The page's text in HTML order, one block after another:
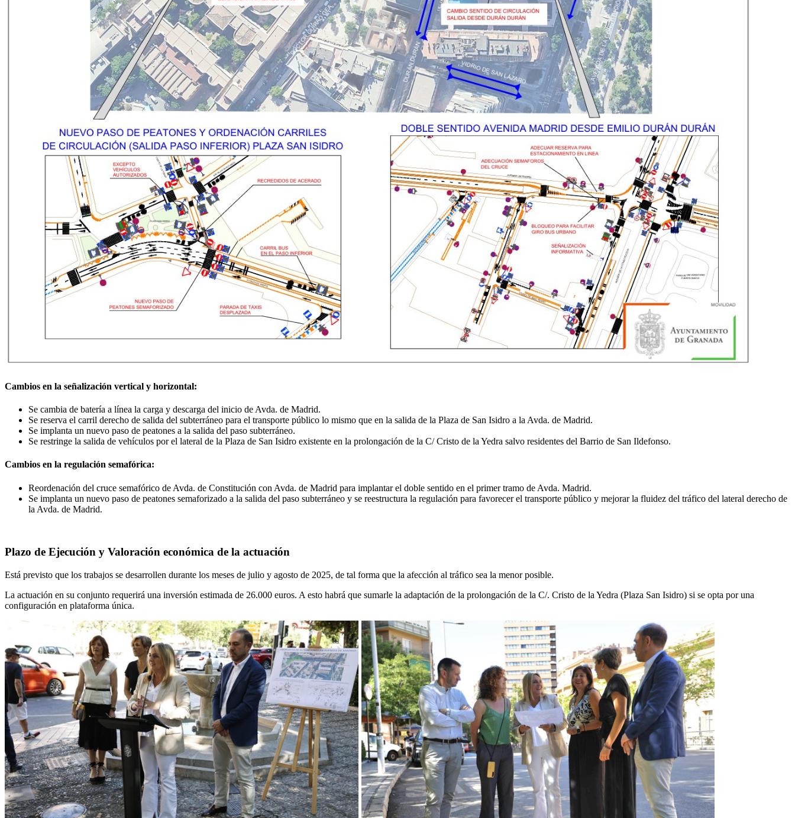
Cambios en la señalización vertical y horizontal:
Se cambia de batería a línea la carga y descarga del inicio de Avda. de Madrid.
Se reserva el carril derecho de salida del subterráneo para el transporte público lo mismo que en la salida de la Plaza de San Isidro a la Avda. de Madrid.
Se implanta un nuevo paso de peatones a la salida del paso subterráneo.
Se restringe la salida de vehículos por el lateral de la Plaza de San Isidro existente en la prolongación de la C/ Cristo de la Yedra salvo residentes del Barrio de San Ildefonso.
Cambios en la regulación semafórica:
Reordenación del cruce semafórico de Avda. de Constitución con Avda. de Madrid para implantar el doble sentido en el primer tramo de Avda. Madrid.
Se implanta un nuevo paso de peatones semaforizado a la salida del paso subterráneo y se reestructura la regulación para favorecer el transporte público y mejorar la fluidez del tráfico del lateral derecho de
la Avda. de Madrid.
Plazo de Ejecución y Valoración económica de la actuación
Está previsto que los trabajos se desarrollen durante los meses de julio y agosto de 2025, de tal forma que la afección al tráfico sea la menor posible.
La actuación en su conjunto requerirá una inversión estimada de 26.000 euros. A esto habrá que sumarle la adaptación de la prolongación de la C/. Cristo de la Yedra (Plaza San Isidro) si se opta por una
configuración en plataforma única.